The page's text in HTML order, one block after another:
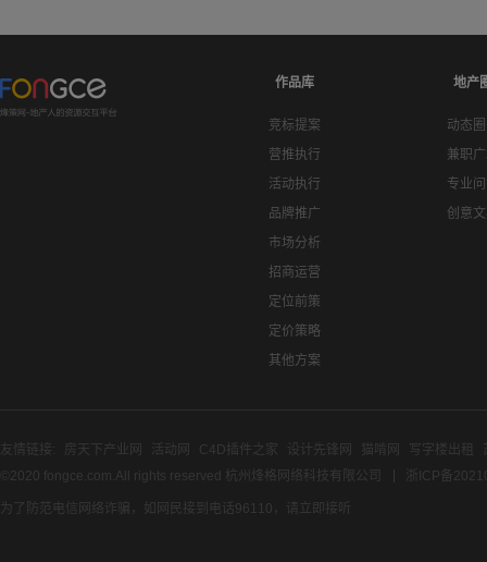
作品库
竞标提案
营推执行
活动执行
品牌推广
市场分析
招商运营
定位前策
定价策略
其他方案
地产
动态
兼职
专业
创意
友情链接: 房天下产业网 活动网 C4D插件之家 设计先锋网 猫啃网 写字楼出租
©2020 fongce.com.All rights reserved 杭州烽格网络科技有限公司
浙ICP备
为了防范电信网络诈骗，如网民接到电话96110，请立即接听